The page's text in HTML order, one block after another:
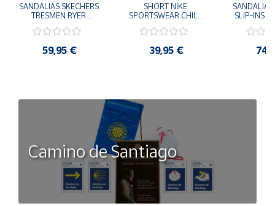
SANDALIAS SKECHERS
TRESMEN RYER
205112-CHOC
COMODAS
59,95 €
SHORT NIKE
SPORTSWEAR CHILL
006 PANTALONES
39,95 €
SANDALIAS
SLIP-INS
Camino de Santiago